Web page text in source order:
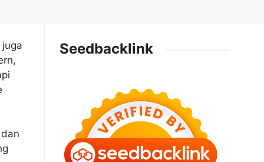
Seedbacklink